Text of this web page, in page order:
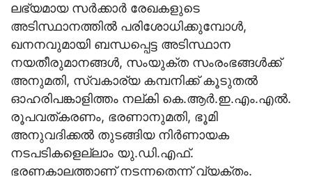
ലഭ്യമായ സർക്കാർ രേഖകളുടെ
അടിസ്ഥാനത്തിൽ പരിശോധിക്കുമ്പോൾ,
ഖനനവുമായി ബന്ധപ്പെട്ട അടിസ്ഥാന
നയതീരുമാനങ്ങൾ, സംയുക്ത സംരംഭങ്ങൾക്ക്
അനുമതി, സ്വകാര്യ കമ്പനിക്ക് കൂടുതൽ
ഓഹരിപങ്കാളിത്തം നല്കി കെ.ആർ.ഇ.എം.എൽ.
രൂപവത്കരണം, ഭരണാനുമതി, ഭൂമി
അനുവദിക്കൽ തുടങ്ങിയ നിർണായക
നടപടികളെല്ലാം യു.ഡി.എഫ്.
ഭരണകാലത്താണ് നടന്നതെന്ന് വ്യക്തം.